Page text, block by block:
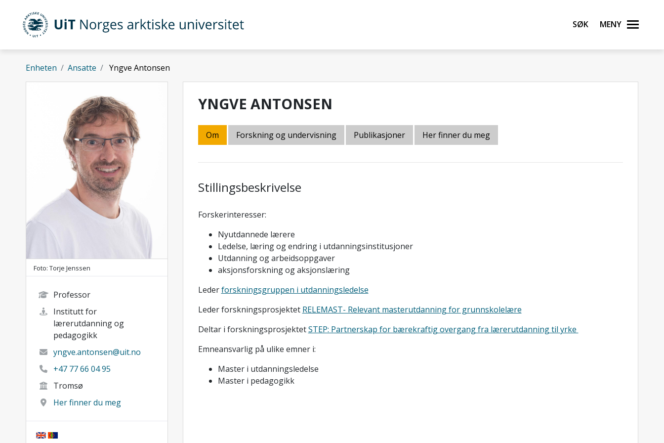
Gå til hovedinnhold
UiT Norges arktiske universitet Søk Meny
Enheten Ansatte Yngve Antonsen
Foto: Torje Jenssen
Professor
Institutt for
lærerutdanning og
pedagogikk
yngve.antonsen@uit.no
+47 77 66 04 95
Tromsø
Her finner du meg
YNGVE ANTONSEN
Om Forskning og undervisning Publikasjoner Her finner du meg
Stillingsbeskrivelse
Forskerinteresser:
Nyutdannede lærere
Ledelse, læring og endring i utdanningsinstitusjoner
Utdanning og arbeidsoppgaver
aksjonsforskning og aksjonslæring
Lederforskningsgruppen i utdanningsledelse
Leder forskningsprosjektet RELEMAST- Relevant masterutdanning for grunnskolelære
Deltar i forskningsprosjektetSTEP: Partnerskap for bærekraftig overgang fra lærerutdanning til yrke
Emneansvarlig på ulike emner i:
Master i utdanningsledelse
Master i pedagogikk